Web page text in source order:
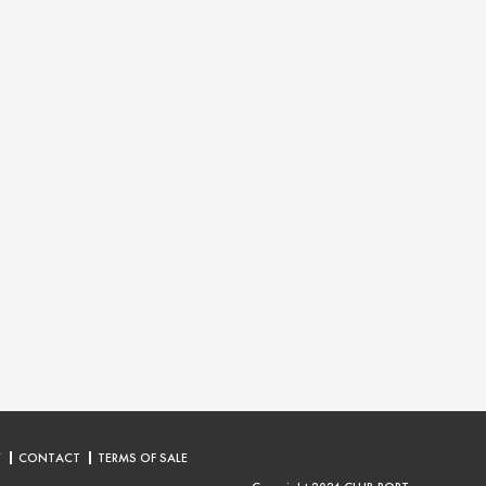
CONTACT
TERMS OF SALE